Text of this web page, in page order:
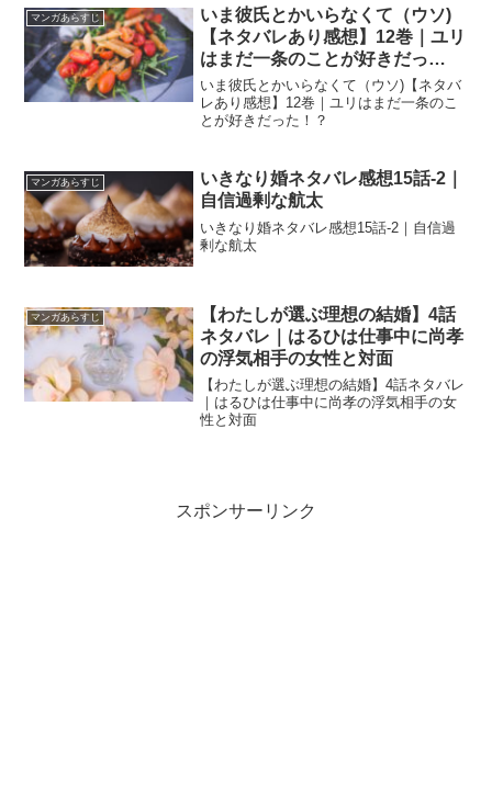
マンガあらすじ
いま彼氏とかいらなくて（ウソ)
【ネタバレあり感想】12巻｜ユリ
はまだ一条のことが好きだっ
た！？
いま彼氏とかいらなくて（ウソ)【ネタバ
レあり感想】12巻｜ユリはまだ一条のこ
とが好きだった！？
マンガあらすじ
いきなり婚ネタバレ感想15話-2｜
自信過剰な航太
いきなり婚ネタバレ感想15話-2｜自信過
剰な航太
マンガあらすじ
【わたしが選ぶ理想の結婚】4話
ネタバレ｜はるひは仕事中に尚孝
の浮気相手の女性と対面
【わたしが選ぶ理想の結婚】4話ネタバレ
｜はるひは仕事中に尚孝の浮気相手の女
性と対面
スポンサーリンク